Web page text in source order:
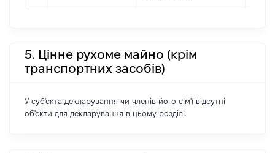
5. Цінне рухоме майно (крім
транспортних засобів)
У суб'єкта декларування чи членів його сім'ї відсутні
об'єкти для декларування в цьому розділі.